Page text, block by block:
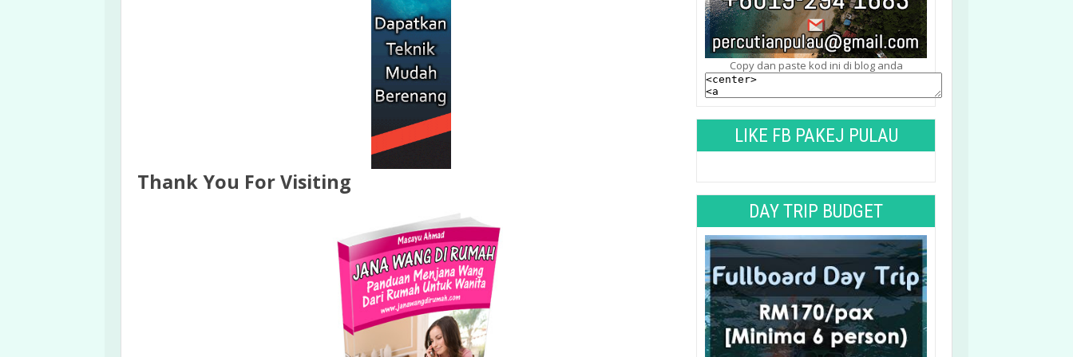
Thank You For Visiting
Copy dan paste kod ini di blog anda
LIKE FB PAKEJ PULAU
DAY TRIP BUDGET